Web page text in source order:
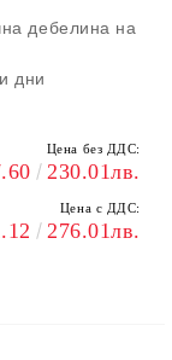
дебелина на
дни
Цена без ДДС:
230.01лв.
Цена с ДДС:
276.01лв.